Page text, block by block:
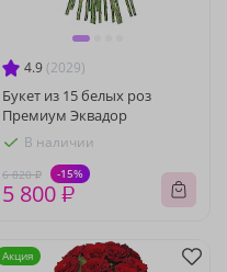
4.9 (2029)
Букет из 15 белых роз
Премиум Эквадор
В наличии
6 820 ₽ -15%
5 800 ₽
Акция